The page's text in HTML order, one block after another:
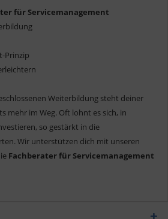
für Servicemanagement
Prinzip
Weiterbildung steht deiner
mehr im Weg. Oft lohnt es sich, in
so gestärkt in die
Wir unterstützen dich mit unseren
Fachberater für Servicemanagement